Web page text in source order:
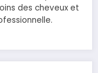
des cheveux et